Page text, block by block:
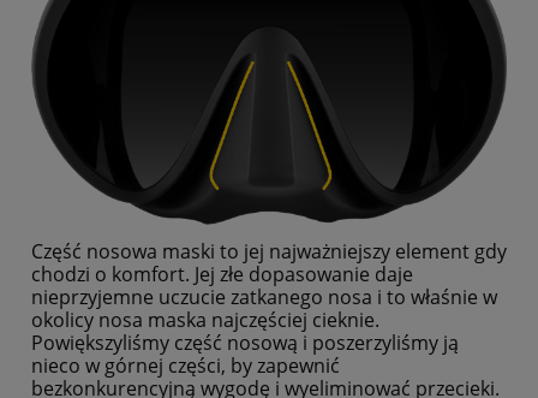
Część nosowa maski to jej najważniejszy element gdy
chodzi o komfort. Jej złe dopasowanie daje
nieprzyjemne uczucie zatkanego nosa i to właśnie w
okolicy nosa maska najczęściej cieknie.
Powiększyliśmy część nosową i poszerzyliśmy ją
nieco w górnej części, by zapewnić
bezkonkurencyjną wygodę i wyeliminować przecieki.